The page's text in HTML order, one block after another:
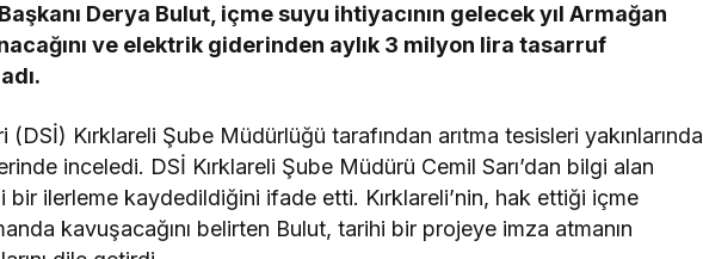
Derya Bulut, içme suyu ihtiyacının gelecek yıl Armağan
ve elektrik giderinden aylık 3 milyon lira tasarruf
Kırklareli Şube Müdürlüğü tarafından arıtma tesisleri yakınlarında
inceledi. DSİ Kırklareli Şube Müdürü Cemil Sarı’dan bilgi alan
bir ilerleme kaydedildiğini ifade etti. Kırklareli’nin, hak ettiği içme
kavuşacağını belirten Bulut, tarihi bir projeye imza atmanın
Evden Çıkanlar Herkesi
Şoke Etti: Gerede
Güncel